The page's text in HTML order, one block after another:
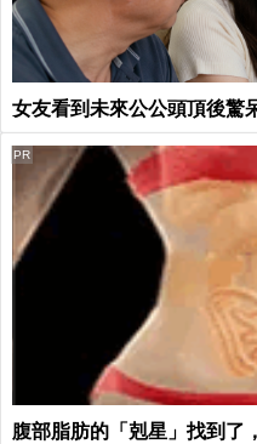
女友看到未來公公頭頂後驚
腹部脂肪的「剋星」找到了
PR